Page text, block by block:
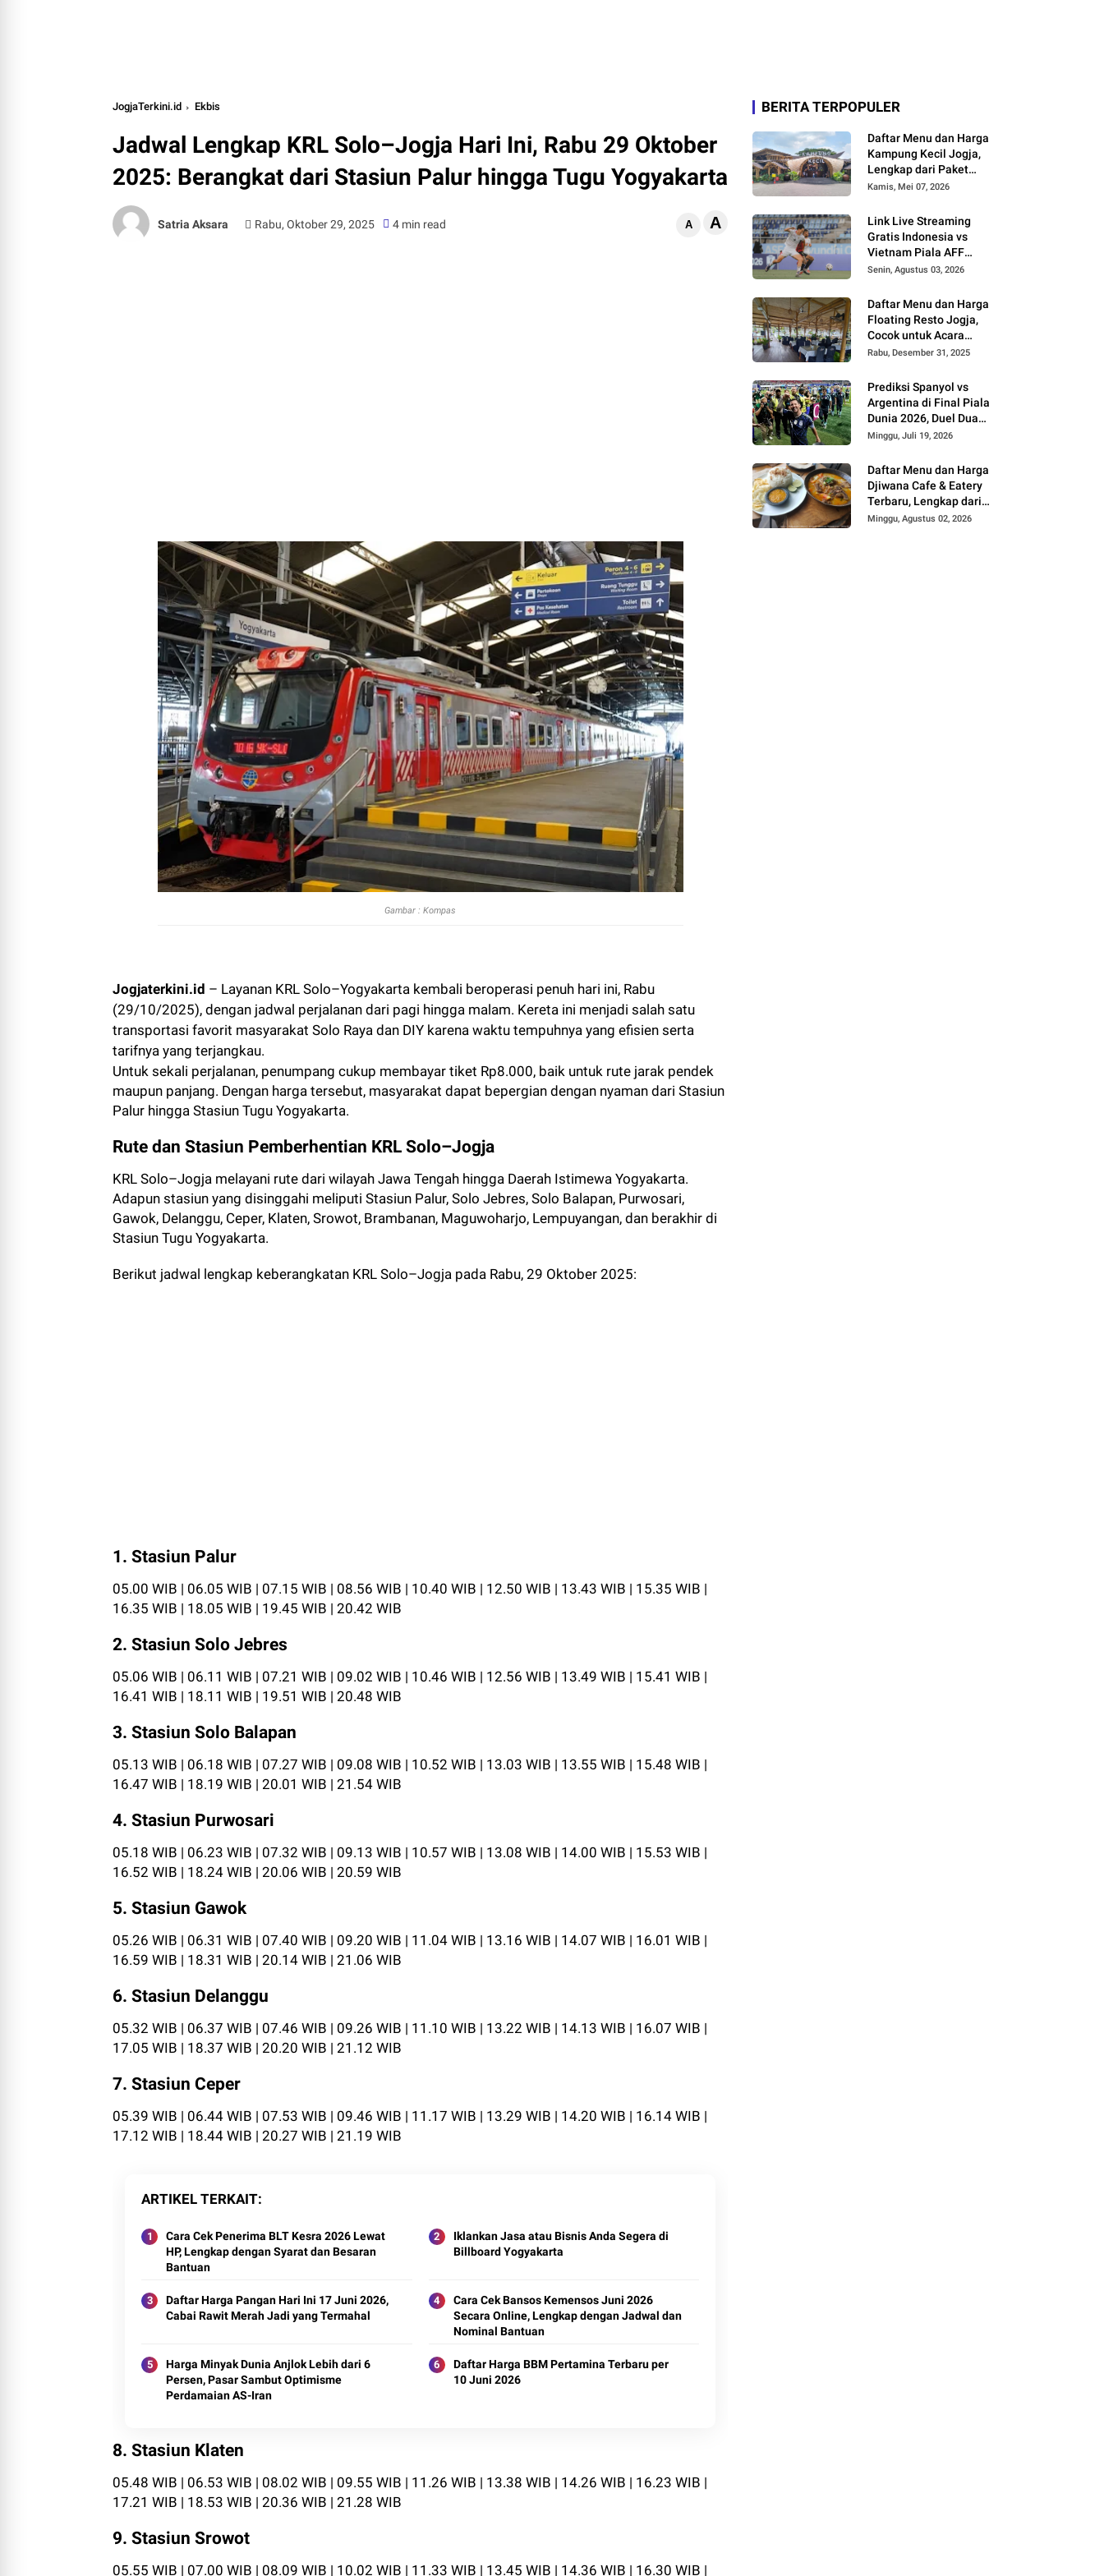
JogjaTerkini.id Ekbis
Jadwal Lengkap KRL Solo–Jogja Hari Ini, Rabu 29 Oktober
2025: Berangkat dari Stasiun Palur hingga Tugu Yogyakarta
Satria Aksara Rabu, Oktober 29, 2025 4 min read A A
Gambar : Kompas
Jogjaterkini.id – Layanan KRL Solo–Yogyakarta kembali beroperasi penuh hari ini, Rabu
(29/10/2025), dengan jadwal perjalanan dari pagi hingga malam. Kereta ini menjadi salah satu
transportasi favorit masyarakat Solo Raya dan DIY karena waktu tempuhnya yang efisien serta
tarifnya yang terjangkau.
Untuk sekali perjalanan, penumpang cukup membayar tiket Rp8.000, baik untuk rute jarak pendek
maupun panjang. Dengan harga tersebut, masyarakat dapat bepergian dengan nyaman dari Stasiun
Palur hingga Stasiun Tugu Yogyakarta.
Rute dan Stasiun Pemberhentian KRL Solo–Jogja
KRL Solo–Jogja melayani rute dari wilayah Jawa Tengah hingga Daerah Istimewa Yogyakarta.
Adapun stasiun yang disinggahi meliputi Stasiun Palur, Solo Jebres, Solo Balapan, Purwosari,
Gawok, Delanggu, Ceper, Klaten, Srowot, Brambanan, Maguwoharjo, Lempuyangan, dan berakhir di
Stasiun Tugu Yogyakarta.
Berikut jadwal lengkap keberangkatan KRL Solo–Jogja pada Rabu, 29 Oktober 2025:
1. Stasiun Palur
05.00 WIB | 06.05 WIB | 07.15 WIB | 08.56 WIB | 10.40 WIB | 12.50 WIB | 13.43 WIB | 15.35 WIB |
16.35 WIB | 18.05 WIB | 19.45 WIB | 20.42 WIB
2. Stasiun Solo Jebres
05.06 WIB | 06.11 WIB | 07.21 WIB | 09.02 WIB | 10.46 WIB | 12.56 WIB | 13.49 WIB | 15.41 WIB |
16.41 WIB | 18.11 WIB | 19.51 WIB | 20.48 WIB
3. Stasiun Solo Balapan
05.13 WIB | 06.18 WIB | 07.27 WIB | 09.08 WIB | 10.52 WIB | 13.03 WIB | 13.55 WIB | 15.48 WIB |
16.47 WIB | 18.19 WIB | 20.01 WIB | 21.54 WIB
4. Stasiun Purwosari
05.18 WIB | 06.23 WIB | 07.32 WIB | 09.13 WIB | 10.57 WIB | 13.08 WIB | 14.00 WIB | 15.53 WIB |
16.52 WIB | 18.24 WIB | 20.06 WIB | 20.59 WIB
5. Stasiun Gawok
05.26 WIB | 06.31 WIB | 07.40 WIB | 09.20 WIB | 11.04 WIB | 13.16 WIB | 14.07 WIB | 16.01 WIB |
16.59 WIB | 18.31 WIB | 20.14 WIB | 21.06 WIB
6. Stasiun Delanggu
05.32 WIB | 06.37 WIB | 07.46 WIB | 09.26 WIB | 11.10 WIB | 13.22 WIB | 14.13 WIB | 16.07 WIB |
17.05 WIB | 18.37 WIB | 20.20 WIB | 21.12 WIB
7. Stasiun Ceper
05.39 WIB | 06.44 WIB | 07.53 WIB | 09.46 WIB | 11.17 WIB | 13.29 WIB | 14.20 WIB | 16.14 WIB |
17.12 WIB | 18.44 WIB | 20.27 WIB | 21.19 WIB
ARTIKEL TERKAIT
Cara Cek Penerima BLT Kesra 2026 Lewat
HP, Lengkap dengan Syarat dan Besaran
Bantuan
Iklankan Jasa atau Bisnis Anda Segera di
Billboard Yogyakarta
Daftar Harga Pangan Hari Ini 17 Juni 2026,
Cabai Rawit Merah Jadi yang Termahal
Cara Cek Bansos Kemensos Juni 2026
Secara Online, Lengkap dengan Jadwal dan
Nominal Bantuan
Harga Minyak Dunia Anjlok Lebih dari 6
Persen, Pasar Sambut Optimisme
Perdamaian AS-Iran
Daftar Harga BBM Pertamina Terbaru per
10 Juni 2026
8. Stasiun Klaten
05.48 WIB | 06.53 WIB | 08.02 WIB | 09.55 WIB | 11.26 WIB | 13.38 WIB | 14.26 WIB | 16.23 WIB |
17.21 WIB | 18.53 WIB | 20.36 WIB | 21.28 WIB
9. Stasiun Srowot
05.55 WIB | 07.00 WIB | 08.09 WIB | 10.02 WIB | 11.33 WIB | 13.45 WIB | 14.36 WIB | 16.30 WIB |
BERITA TERPOPULER
Daftar Menu dan Harga
Kampung Kecil Jogja,
Lengkap dari Paket
Nasi hingga Minuman
Kamis, Mei 07, 2026
Link Live Streaming
Gratis Indonesia vs
Vietnam Piala AFF
2026
Senin, Agustus 03, 2026
Daftar Menu dan Harga
Floating Resto Jogja,
Cocok untuk Acara
Keluarga dan
Rabu, Desember 31, 2025
Prediksi Spanyol vs
Argentina di Final Piala
Dunia 2026, Duel Dua
Raksasa Penentu Gelar
Minggu, Juli 19, 2026
Daftar Menu dan Harga
Djiwana Cafe & Eatery
Terbaru, Lengkap dari
Croissant, Pizza hingga
Minggu, Agustus 02, 2026